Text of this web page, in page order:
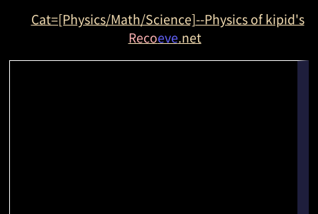
Cat=[Physics/Math/Science]--Physics of kipid's
Recoeve.net